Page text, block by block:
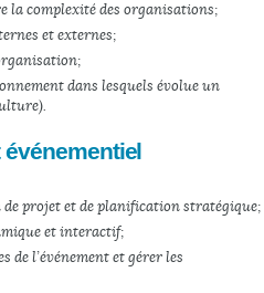
la complexité des organisations ;
et externes ;
;
dans lesquels évolue un
projet et de planification stratégique ;
et interactif ;
de l’événement et gérer les